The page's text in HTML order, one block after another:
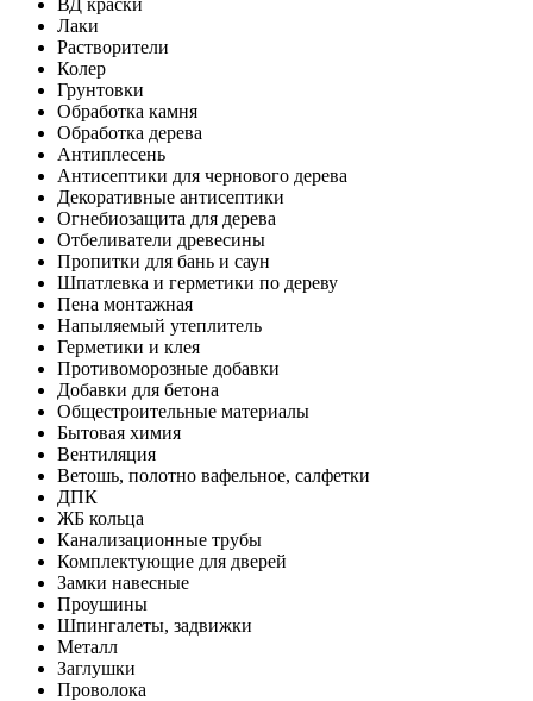
ВД краски
Лаки
Растворители
Колер
Грунтовки
Обработка камня
Обработка дерева
Антиплесень
Антисептики для чернового дерева
Декоративные антисептики
Огнебиозащита для дерева
Отбеливатели древесины
Пропитки для бань и саун
Шпатлевка и герметики по дереву
Пена монтажная
Напыляемый утеплитель
Герметики и клея
Противоморозные добавки
Добавки для бетона
Общестроительные материалы
Бытовая химия
Вентиляция
Ветошь, полотно вафельное, салфетки
ДПК
ЖБ кольца
Канализационные трубы
Комплектующие для дверей
Замки навесные
Проушины
Шпингалеты, задвижки
Металл
Заглушки
Проволока